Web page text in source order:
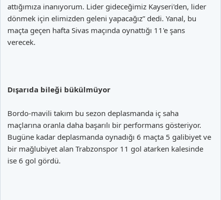
attığımıza inanıyorum. Lider gideceğimiz Kayseri'den, lider
dönmek için elimizden geleni yapacağız” dedi. Yanal, bu
maçta geçen hafta Sivas maçında oynattığı 11'e şans
verecek.
Dışarıda bileği bükülmüyor
Bordo-mavili takım bu sezon deplasmanda iç saha
maçlarına oranla daha başarılı bir performans gösteriyor.
Bugüne kadar deplasmanda oynadığı 6 maçta 5 galibiyet ve
bir mağlubiyet alan Trabzonspor 11 gol atarken kalesinde
ise 6 gol gördü.